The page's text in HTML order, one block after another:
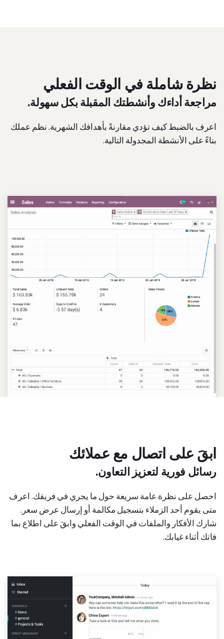
نظرة شاملة في الوقت الفعلي
مراجعة أداءك وأنشطتك المقبلة بكل سهولة.
اعرف بالضبط كيف تؤدي مقارنةً بأهدافك الشهرية. نظم عملك
بناءً على الأنشطة المجدولة التالية.
ابقَ على اتصال مع عملائك
رسائل فورية لتعزيز التعاون.
احصل على نظرة عامة سريعة حول ما يجري في فريقك. اعرف
متى يقوم أحد الزملاء بتسجيل مكالمة أو إرسال عرض سعر.
شارك الأفكار والملفات في الوقت الفعلي وابقَ على اطلاع بما
فاتك أثناء غيابك.